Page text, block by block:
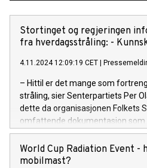
Stortinget og regjeringen
fra hverdagsstråling: -
4.11.2024 12:09:19 CET |
– Hittil er det mange som
stråling, sier Senterpartiets Per
dette da organisasjonen Folkets
omfattende dokumentasjon
mikrobølget stråling fra trådløs
Stortinget og til regjeringen.
World Cup Radiation Event -
mobilmast?